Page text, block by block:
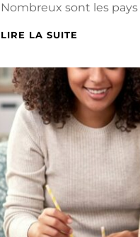
Nombreux sont les
LIRE LA SUITE
DE
LA
CUISINE
JAPONAISE